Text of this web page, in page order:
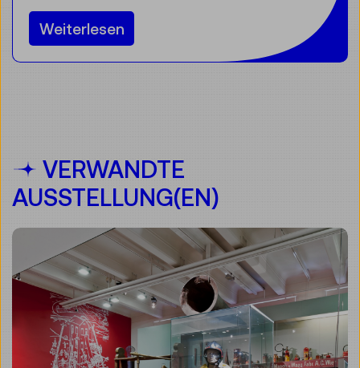
Weiterlesen
VERWANDTE
AUSSTELLUNG(EN)